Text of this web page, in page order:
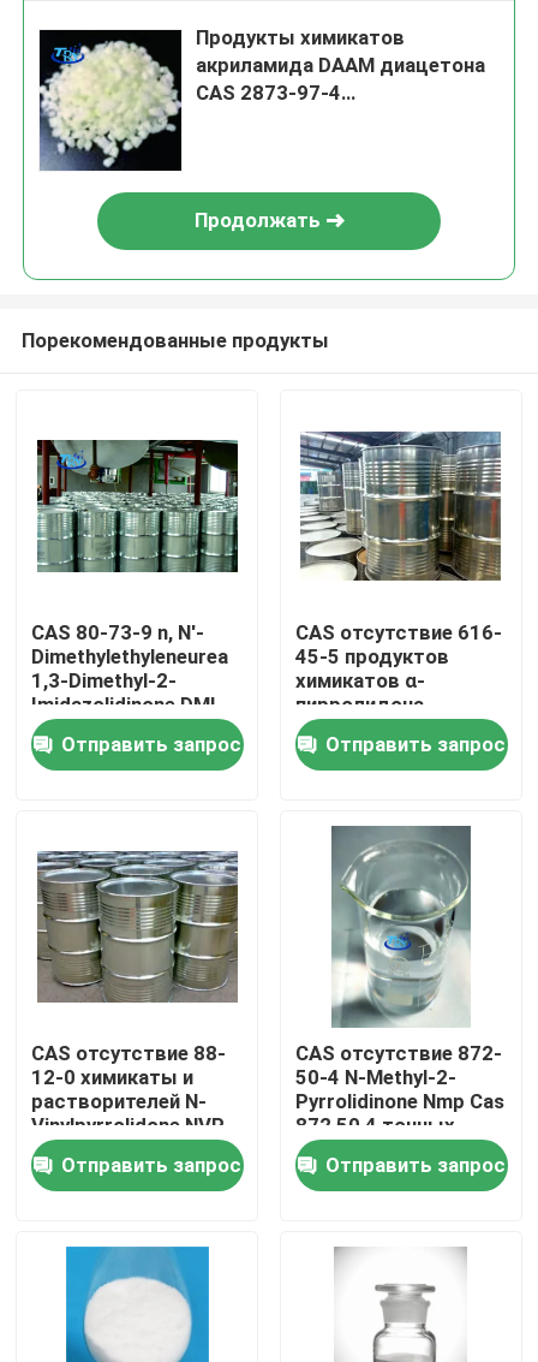
Дома
О Компании
Продукция
Промежуточные фармацевтические продукты
Соль четвертичного аммония
Точные продукты химикатов
Химикаты продукции нефти и газ
Катионоактивный сурфактант
Неионный сурфактант
Продукты химикатов
акриламида DAAM диацетона
CAS 2873-97-4
Продолжать
Порекомендованные продукты
CAS 80-73-9 n, N'-
Dimethylethyleneurea
1,3-Dimethyl-2-
Imidazolidinone DMI
Отправить запрос
CAS отсутствие 616-
45-5 продуктов
химикатов α-
пирролидона
качественных
точных
Отправить запрос
CAS отсутствие 88-
12-0 химикаты и
растворителей N-
Vinylpyrrolidone NVP
точные
Отправить запрос
CAS отсутствие 872-
50-4 N-Methyl-2-
Pyrrolidinone Nmp Cas
872 50 4 точных
продуктов
химикатов
Отправить запрос